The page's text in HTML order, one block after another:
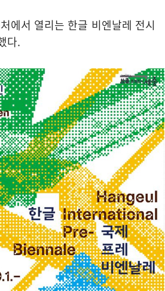
에서 열리는 한글 비엔날레 전시
다.